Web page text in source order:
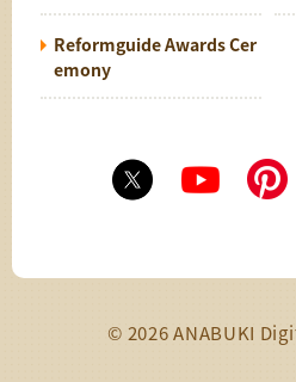
Reformguide Awards Cer
emony
© 2026 ANABUKI